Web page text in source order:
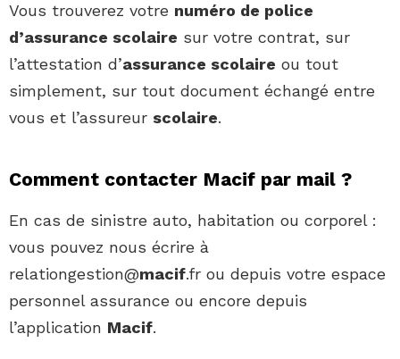
Vous trouverez votre numéro de police
d’assurance scolaire sur votre contrat, sur
l’attestation d’assurance scolaire ou tout
simplement, sur tout document échangé entre
vous et l’assureur scolaire.
Comment contacter Macif par mail ?
En cas de sinistre auto, habitation ou corporel :
vous pouvez nous écrire à
relationgestion@macif.fr ou depuis votre espace
personnel assurance ou encore depuis
l’application Macif.